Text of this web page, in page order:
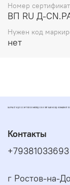
Номер
ВП RU Д-
Нужен код
нет
ЗАПЧАСТИ ДЛЯ СКУТЕРОВ МОПЕДОВ И ПИТБАЙКОВ ДИОМАРКЕТ
Контакты
+79381033693
г Ростов-на-